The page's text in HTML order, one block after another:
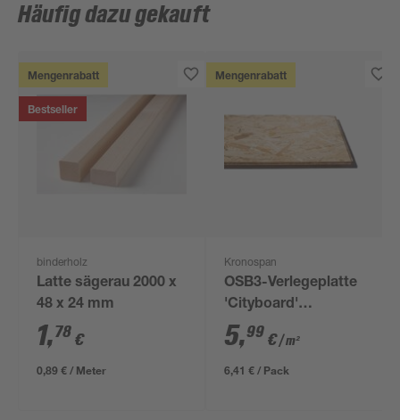
Häufig dazu gekauft
Mengenrabatt
Bestseller
binderholz
Latte sägerau 2000 x
48 x 24 mm
1,78 €
0,89 € / Meter
Mengenrabatt
Kronospan
OSB3-Verlegeplatte
'Cityboard'
ungeschliffen 1690 x
634 x 12 mm
5,99 €/ m²
6,41 € / Pack